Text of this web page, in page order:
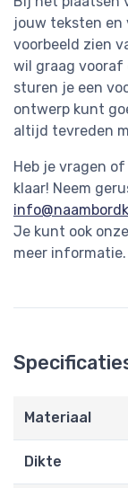
jouw teksten en
voorbeeld zien
wil graag vooraf
sturen je een
ontwerp kunt
altijd tevreden
Heb je vragen
klaar! Neem
Je kunt ook onze
meer informatie.
Materiaal
Dikte